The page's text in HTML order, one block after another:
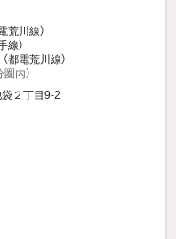
荒川線）
線）
都電荒川線）
内）
２丁目9-2